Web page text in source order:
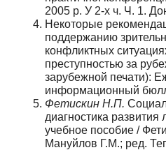
2005 р. У 2-х ч. Ч. 1.
Некоторые
поддержанию
конфликтных
преступностью за
зарубежной печати):
информационный
Фетискин Н.П.
диагностика
учебное пособие /
Мануйлов Г.М.; ред.